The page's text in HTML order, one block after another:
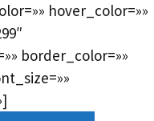
hover_color=»»
border_color=»»